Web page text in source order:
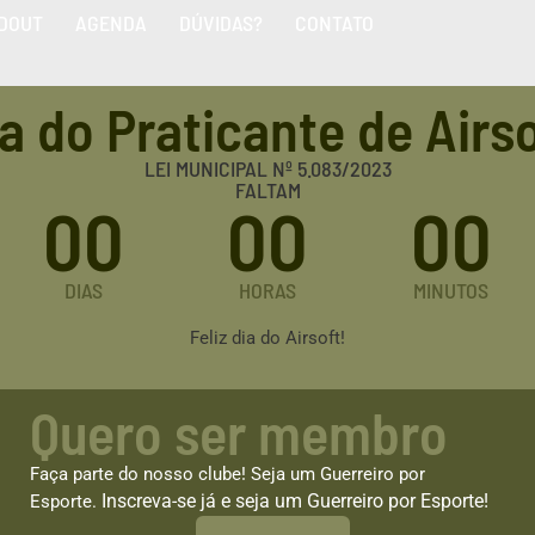
do Praticante de
LEI MUNICIPAL Nº 5.083/2023
FALTAM
00
DIAS
00
HORAS
00
MINUTOS
Feliz dia do Airsoft!
Quero ser membro
Faça parte do nosso clube! Seja um Guerreiro por
Esporte. Inscreva-se já e seja um Guerreiro por Esporte!